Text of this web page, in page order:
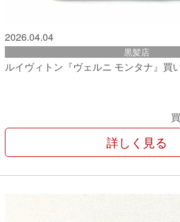
2026.04.04
黒髪店
ルイヴィトン『ヴェルニ モンタナ』買
詳しく見る